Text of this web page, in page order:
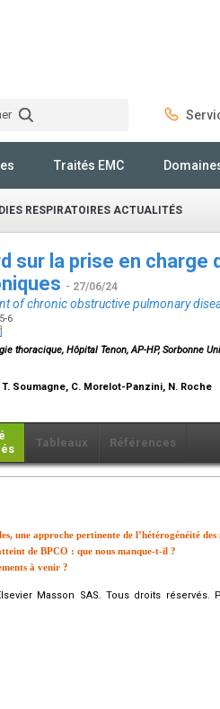
Traités EMC
RESPIRATOIRES ACTUALITÉS
sur la prise en charge
- 27/06/24
of chronic obstructive pulmonary
6
thoracique, Hôpital Tenon, AP-HP, Sorbonne
T. Soumagne, C. Morelot-Panzini, N. Roche
Tableaux Références
une approche pertinente de l’hétérogénéité
de BPCO : que nous manque-t-il ?
à venir ?
Masson SAS. Tous droits réservés.